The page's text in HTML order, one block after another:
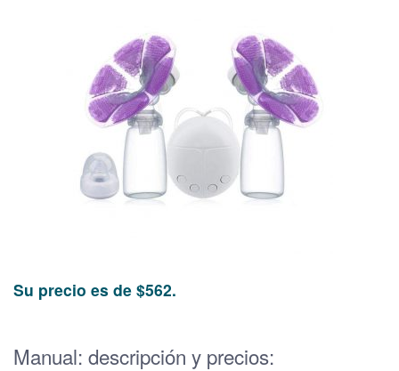
Su precio es de $562.
Manual: descripción y precios: